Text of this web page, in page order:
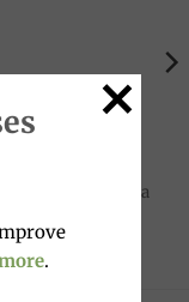
cream 140g, La
.